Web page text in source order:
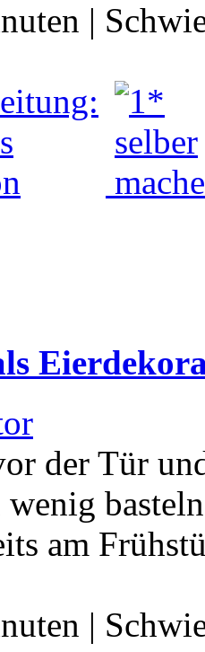
|
der Tür
wenig
am
|